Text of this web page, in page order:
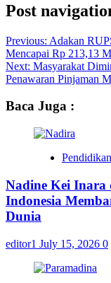
Post
Previous: Adakan
Mencapai Rp 213,13
Next: Masyarakat
Penawaran Pinjaman
Baca Juga :
Pendidikan
Nadine Kei Inara
Indonesia
Dunia
editor1 July 15, 2026 0